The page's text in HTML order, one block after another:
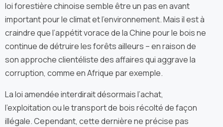
loi forestière chinoise semble être un pas en avant
important pour le climat et l’environnement. Mais il est à
craindre que l’appétit vorace de la Chine pour le bois ne
continue de détruire les forêts ailleurs – en raison de
son approche clientéliste des affaires qui aggrave la
corruption, comme en Afrique par exemple.
La loi amendée interdirait désormais l’achat,
l’exploitation ou le transport de bois récolté de façon
illégale. Cependant, cette dernière ne précise pas